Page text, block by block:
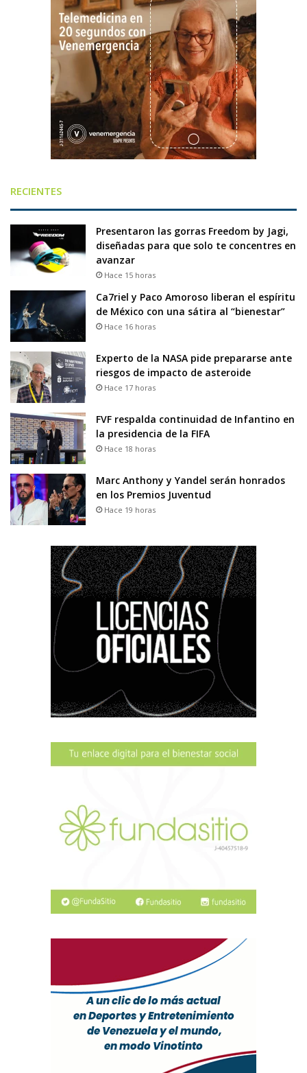
RECIENTES
Presentaron las gorras Freedom by Jagi,
diseñadas para que solo te concentres en
avanzar
Hace 15 horas
Ca7riel y Paco Amoroso liberan el espíritu
de México con una sátira al “bienestar”
Hace 16 horas
Experto de la NASA pide prepararse ante
riesgos de impacto de asteroide
Hace 17 horas
FVF respalda continuidad de Infantino en
la presidencia de la FIFA
Hace 18 horas
Marc Anthony y Yandel serán honrados
en los Premios Juventud
Hace 19 horas